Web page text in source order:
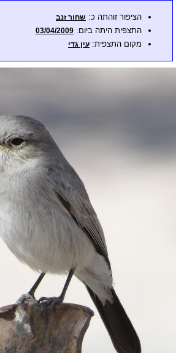
הציפור זוהתה כ: שחור זנב
התצפית היתה ביום: 03/04/2009
מקום התצפית: עין גדי